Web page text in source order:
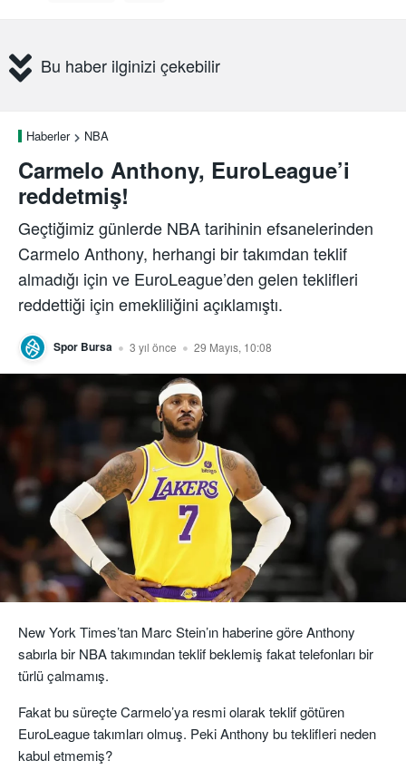
Bu haber ilginizi çekebilir
Haberler NBA
Carmelo Anthony, EuroLeague’i
reddetmiş!
Geçtiğimiz günlerde NBA tarihinin efsanelerinden
Carmelo Anthony, herhangi bir takımdan teklif
almadığı için ve EuroLeague’den gelen teklifleri
reddettiği için emekliliğini açıklamıştı.
Spor Bursa 3 yıl önce 29 Mayıs, 10:08
New York Times’tan Marc Stein’ın haberine göre Anthony
sabırla bir NBA takımından teklif beklemiş fakat telefonları bir
türlü çalmamış.
Fakat bu süreçte Carmelo’ya resmi olarak teklif götüren
EuroLeague takımları olmuş. Peki Anthony bu teklifleri neden
kabul etmemiş?